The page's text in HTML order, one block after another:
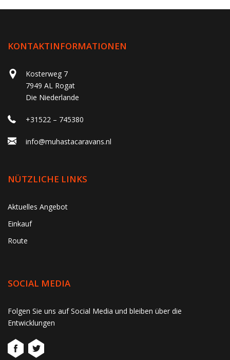
KONTAKTINFORMATIONEN
Kosterweg 7
7949 AL Rogat
Die Niederlande
+31522 – 745380
info@muhastacaravans.nl
NÜTZLICHE LINKS
Aktuelles Angebot
Einkauf
Route
SOCIAL MEDIA
Folgen Sie uns auf Social Media und bleiben über die
Entwicklungen
gtag('consent', 'update', function() { window.dataLayer =
window.dataLayer || []; window.dataLayer.push({ 'event':